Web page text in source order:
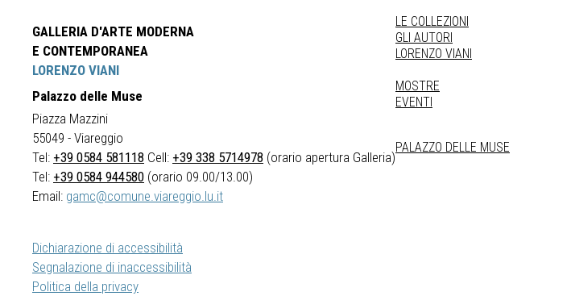
GALLERIA D'ARTE MODERNA
E CONTEMPORANEA
LORENZO VIANI
Palazzo delle Muse
Piazza Mazzini
55049 - Viareggio
Tel: +39 0584 581118 Cell: +39 338 5714978 (orario apertura Galleria)
Tel: +39 0584 944580 (orario 09.00/13.00)
Email: gamc@comune.viareggio.lu.it
Dichiarazione di accessibilità
Segnalazione di inaccessibilità
Politica della privacy
LE COLLEZIONI
GLI AUTORI
LORENZO VIANI
MOSTRE
EVENTI
PALAZZO DELLE MUSE